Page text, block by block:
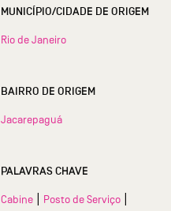
MUNICÍPIO/CIDADE DE ORIGEM
Rio de Janeiro
BAIRRO DE ORIGEM
Jacarepaguá
PALAVRAS CHAVE
Cabine Posto de Serviço